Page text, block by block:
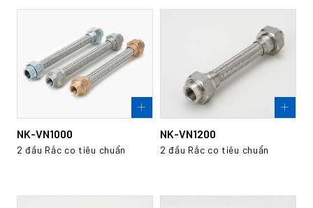
NK-VN1000
2 đầu Rắc co tiêu chuẩn
NK-VN1200
2 đầu Rắc co tiêu chuẩn